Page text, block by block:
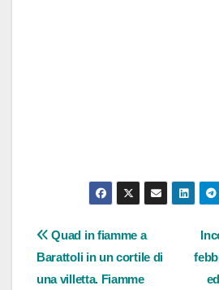
Navigazione
articoli
Quad in fiamme a
Barattoli in un cortile di
una villetta. Fiamme